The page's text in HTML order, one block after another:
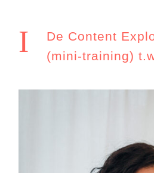
I
De Content
(mini-training)